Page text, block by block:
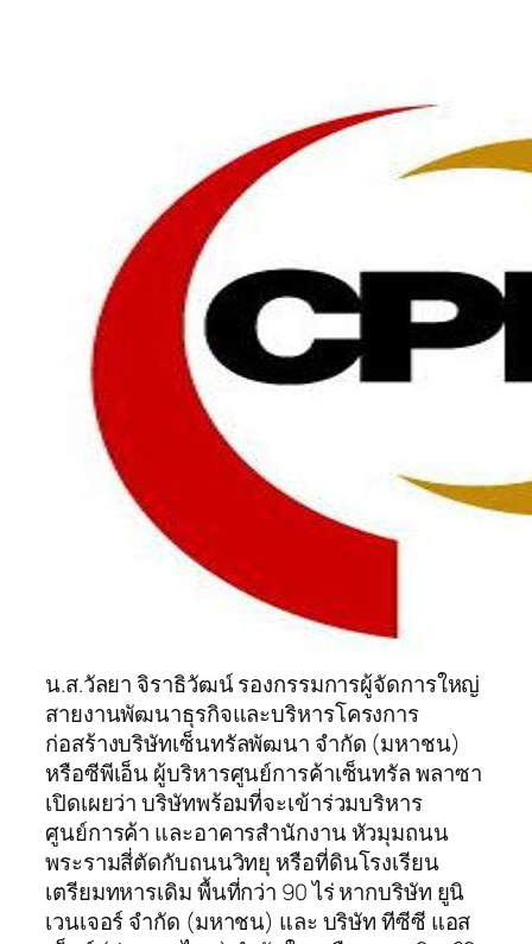
น.ส.วัลยา จิราธิวัฒน์ รองกรรมการผู้จัดการใหญ่
สายงานพัฒนาธุรกิจและบริหารโครงการ
ก่อสร้างบริษัทเซ็นทรัลพัฒนา จำกัด (มหาชน)
หรือซีพีเอ็น ผู้บริหารศูนย์การค้าเซ็นทรัล พลาซา
เปิดเผยว่า บริษัทพร้อมที่จะเข้าร่วมบริหาร
ศูนย์การค้า และอาคารสำนักงาน หัวมุมถนน
พระรามสี่ตัดกับถนนวิทยุ หรือที่ดินโรงเรียน
เตรียมทหารเดิม พื้นที่กว่า 90 ไร่ หากบริษัท ยูนิ
เวนเจอร์ จำกัด (มหาชน) และ บริษัท ทีซีซี แอส